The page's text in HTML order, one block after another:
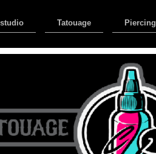
Tatouage Piercing